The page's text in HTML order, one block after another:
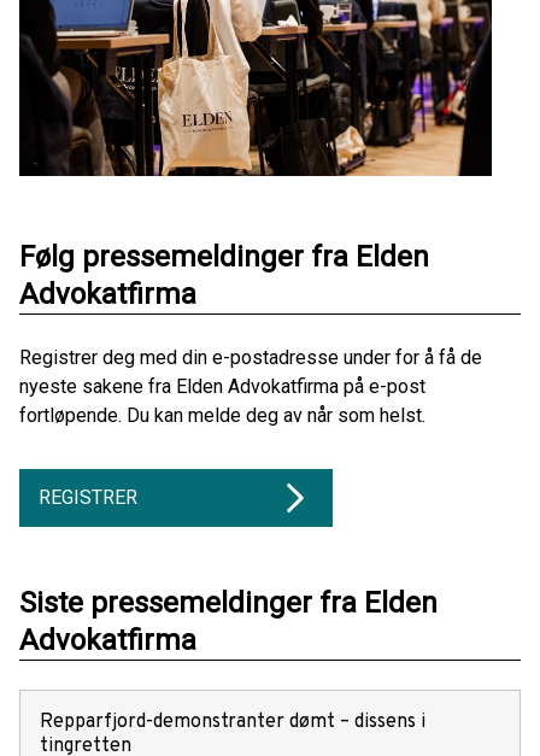
Følg pressemeldinger fra Elden
Advokatfirma
Registrer deg med din e-postadresse under for å få de
nyeste sakene fra Elden Advokatfirma på e-post
fortløpende. Du kan melde deg av når som helst.
REGISTRER
Siste pressemeldinger fra Elden
Advokatfirma
Repparfjord-demonstranter dømt – dissens i
tingretten